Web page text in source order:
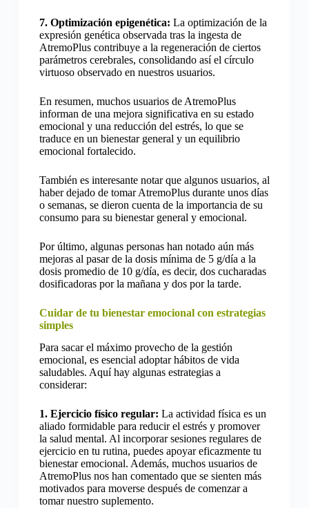
7. Optimización epigenética: La optimización de la
expresión genética observada tras la ingesta de
AtremoPlus contribuye a la regeneración de ciertos
parámetros cerebrales, consolidando así el círculo
virtuoso observado en nuestros usuarios.
En resumen, muchos usuarios de AtremoPlus
informan de una mejora significativa en su estado
emocional y una reducción del estrés, lo que se
traduce en un bienestar general y un equilibrio
emocional fortalecido.
También es interesante notar que algunos usuarios, al
haber dejado de tomar AtremoPlus durante unos días
o semanas, se dieron cuenta de la importancia de su
consumo para su bienestar general y emocional.
Por último, algunas personas han notado aún más
mejoras al pasar de la dosis mínima de 5 g/día a la
dosis promedio de 10 g/día, es decir, dos cucharadas
dosificadoras por la mañana y dos por la tarde.
Cuidar de tu bienestar emocional con estrategias
simples
Para sacar el máximo provecho de la gestión
emocional, es esencial adoptar hábitos de vida
saludables. Aquí hay algunas estrategias a
considerar:
1. Ejercicio físico regular: La actividad física es un
aliado formidable para reducir el estrés y promover
la salud mental. Al incorporar sesiones regulares de
ejercicio en tu rutina, puedes apoyar eficazmente tu
bienestar emocional. Además, muchos usuarios de
AtremoPlus nos han comentado que se sienten más
motivados para moverse después de comenzar a
tomar nuestro suplemento.